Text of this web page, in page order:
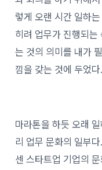
렇게 오랜 시간 일하
히려 업무가 진행되
는 것의 의미를 내가
낌을 갖는 것에 두었다.
마라톤을 하듯 오래
리 업무 문화의 일부
센 스타트업 기업의